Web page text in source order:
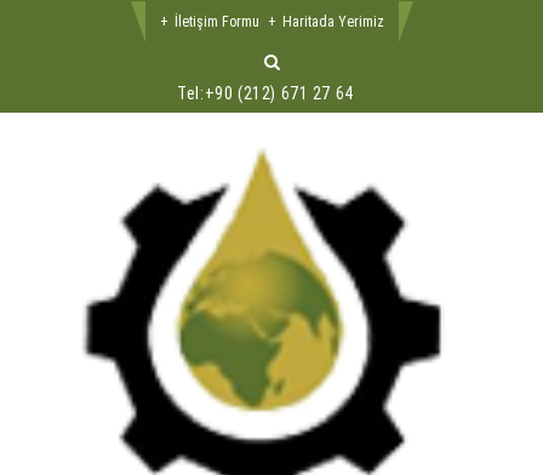
Tel:+90 (212) 671 27 64
İletişim Formu Haritada Yerimiz